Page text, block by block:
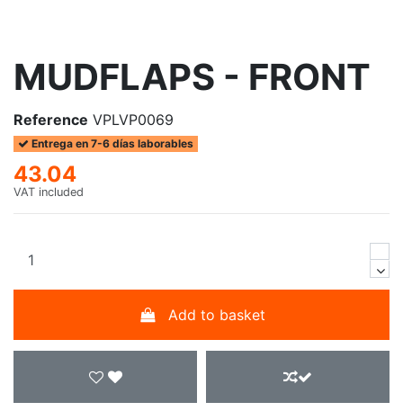
MUDFLAPS - FRONT
Reference VPLVP0069
Entrega en 7-6 días laborables
43.04
VAT included
Add to basket